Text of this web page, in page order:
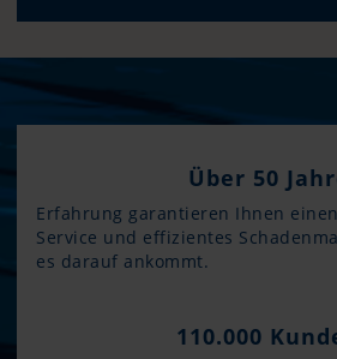
Über 50
Erfahrung garantieren Ihnen
Service und effizientes
es darauf ankommt.
110.000